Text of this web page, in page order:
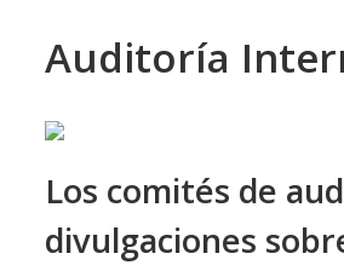
Auditoría
Los comités de
divulgaciones